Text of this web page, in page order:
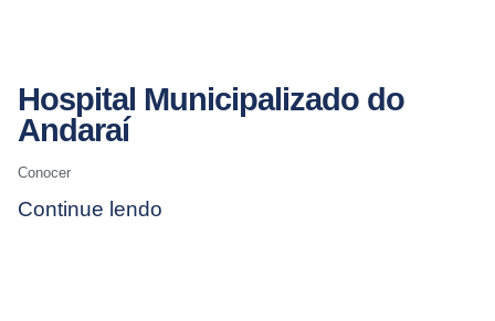
Hospital Municipalizado do
Andaraí
Conocer
Continue lendo